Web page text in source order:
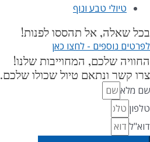
טיולי טבע ונוף
בכל שאלה, אל תהססו לפנות!
לפרטים נוספים - לחצו כאן
החוויה שלכם, המחוייבות שלנו!
צרו קשר ונתאם טיול שכולו שלכם.
שם מלא
טלפון
דוא"ל